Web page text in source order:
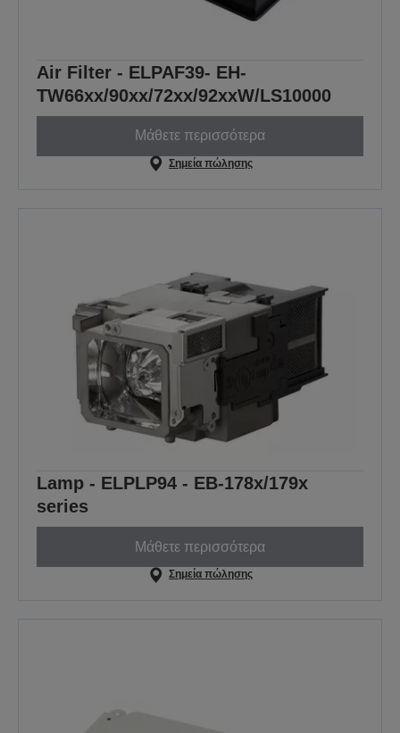
Air Filter - ELPAF39- EH-
TW66xx/90xx/72xx/92xxW/LS10000
Μάθετε περισσότερα
Σημεία πώλησης
Lamp - ELPLP94 - EB-178x/179x
series
Μάθετε περισσότερα
Σημεία πώλησης